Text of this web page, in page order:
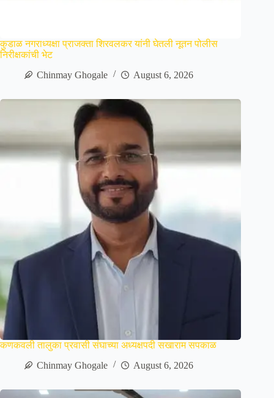
कुडाळ नगराध्यक्षा प्राजक्ता शिरवलकर यांनी घेतली नूतन पोलीस
निरीक्षकांची भेट
Chinmay Ghogale
August 6, 2026
कणकवली तालुका प्रवासी संघाच्या अध्यक्षपदी सखाराम सपकाळ
Chinmay Ghogale
August 6, 2026